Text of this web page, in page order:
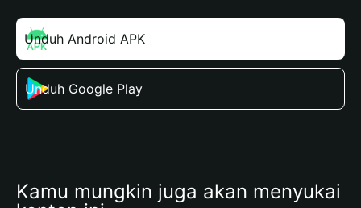
Unduh Android APK
Unduh Google Play
Kamu mungkin juga akan menyukai